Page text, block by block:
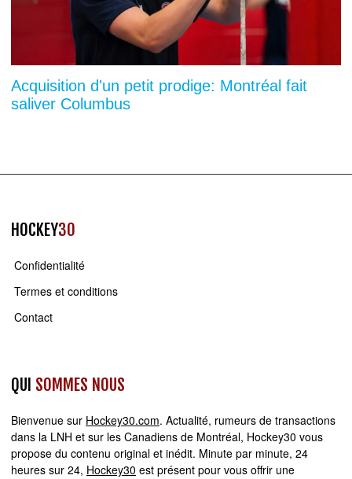
Acquisition d'un petit prodige: Montréal fait
saliver Columbus
HOCKEY30
Confidentialité
Termes et conditions
Contact
QUI SOMMES NOUS
Bienvenue sur Hockey30.com. Actualité, rumeurs de transactions
dans la LNH et sur les Canadiens de Montréal, Hockey30 vous
propose du contenu original et inédit. Minute par minute, 24
heures sur 24, Hockey30 est présent pour vous offrir une